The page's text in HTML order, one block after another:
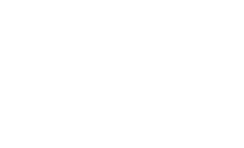
IN PENDENZA DI